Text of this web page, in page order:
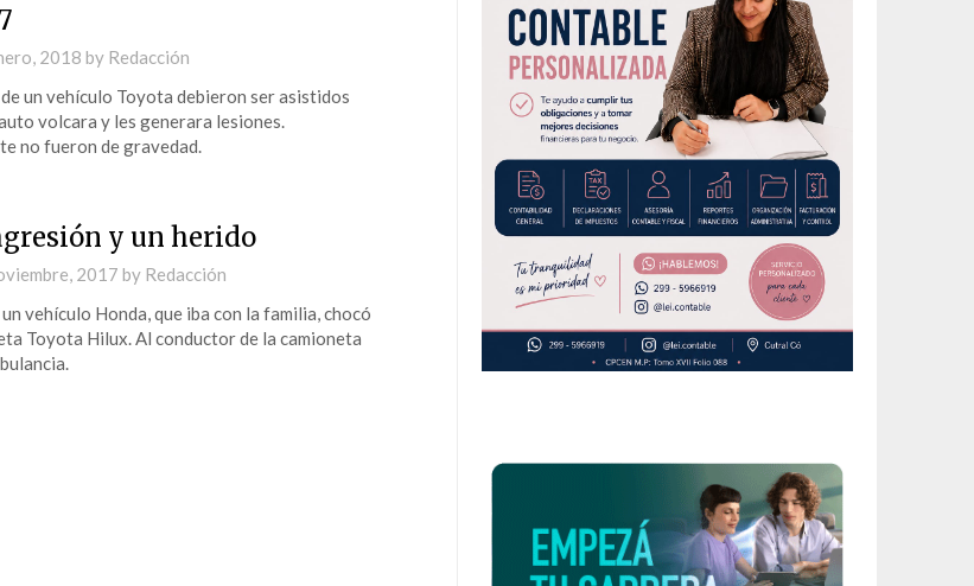
2018 by Redacción
un vehículo Toyota debieron ser asistidos
volcara y les generara lesiones.
no fueron de gravedad.
y un herido
2017 by Redacción
vehículo Honda, que iba con la familia, chocó
Toyota Hilux. Al conductor de la camioneta